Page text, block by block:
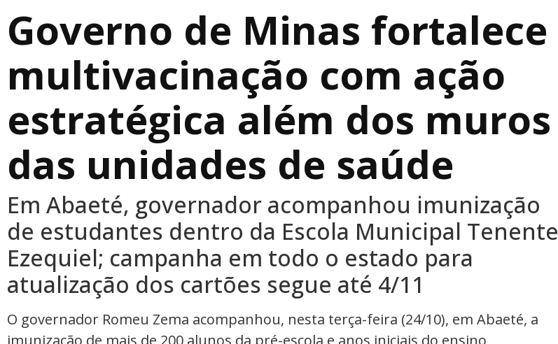
Governo de Minas fortalece
multivacinação com ação
estratégica além dos muros
das unidades de saúde
Em Abaeté, governador acompanhou imunização
de estudantes dentro da Escola Municipal Tenente
Ezequiel; campanha em todo o estado para
atualização dos cartões segue até 4/11
O governador Romeu Zema acompanhou, nesta terça-feira (24/10), em Abaeté, a
imunização de mais de 200 alunos da pré-escola e anos iniciais do ensino